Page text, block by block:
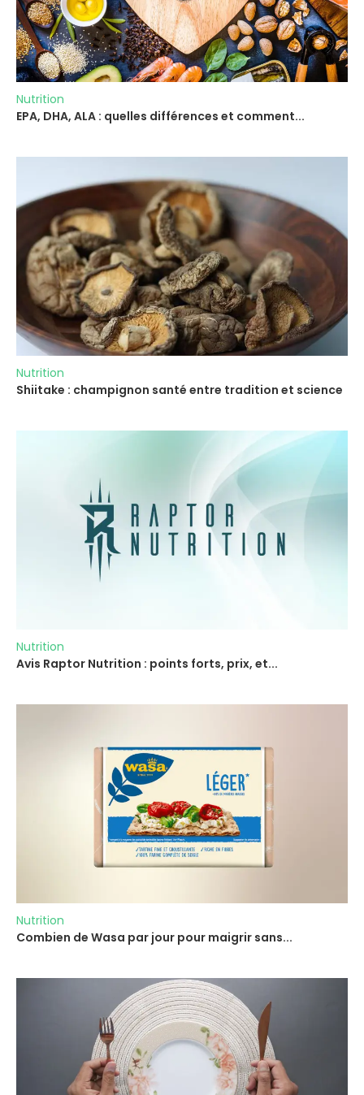
Nutrition
EPA, DHA, ALA : quelles différences et comment...
Nutrition
Shiitake : champignon santé entre tradition et science
Nutrition
Avis Raptor Nutrition : points forts, prix, et...
Nutrition
Combien de Wasa par jour pour maigrir sans...